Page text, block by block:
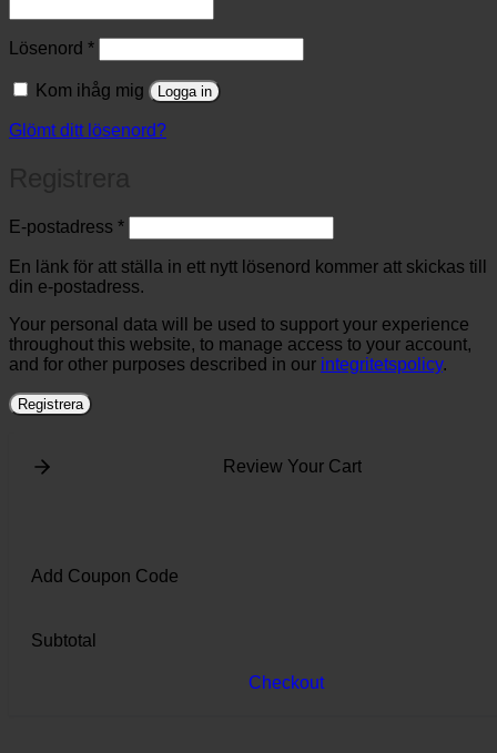
Lösenord *Obligatoriskt
Kom ihåg mig Logga in
Glömt ditt lösenord?
E-postadress *Obligatoriskt
En länk för att ställa in ett nytt lösenord kommer att skickas till
din e-postadress.
Your personal data will be used to support your experience
throughout this website, to manage access to your account,
and for other purposes described in our integritetspolicy.
Registrera
Review Your Cart
Add Coupon Code
Subtotal
Checkout